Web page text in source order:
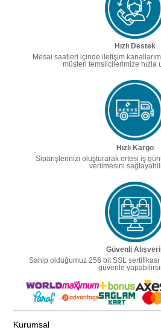
Hızlı Destek
Mesai saatleri içinde iletişim
müşteri temsilcilerimize hızla
Hızlı Kargo
Siparişlerinizi oluşturarak ertesi iş
verilmesini
Güvenli
Sahip olduğumuz 256 bit SSL
güvenle
Kurumsal